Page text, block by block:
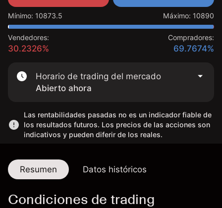
Mínimo: 10873.5 Máximo: 10890
Vendedores:
30.2326%
Compradores:
69.7674%
Horario de trading del mercado
Abierto ahora
Las rentabilidades pasadas no es un indicador fiable de
los resultados futuros. Los precios de las acciones son
indicativos y pueden diferir de los reales.
Resumen Datos históricos
Condiciones de trading